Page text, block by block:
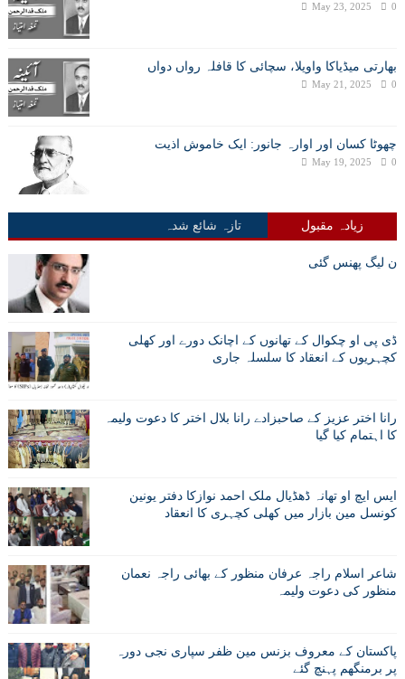
May 23, 2025 0
بھارتی میڈیاکا واویلا، سچائی کا قافلہ رواں دواں
May 21, 2025 0
چھوٹا کسان اور اوارہ جانور: ایک خاموش اذیت
May 19, 2025 0
زیادہ مقبول تازہ شائع شدہ
ن لیگ پھنس گئی
ڈی پی او چکوال کے تھانوں کے اچانک دورے اور کھلی
کچہریوں کے انعقاد کا سلسلہ جاری
رانا اختر عزیز کے صاحبزادے رانا بلال اختر کا دعوت ولیمہ
کا اہتمام کیا گیا
ایس ایچ او تھانہ ڈھڈیال ملک احمد نوازکا دفتر یونین
کونسل مین بازار میں کھلی کچہری کا انعقاد
شاعر اسلام راجہ عرفان منظور کے بھائی راجہ نعمان
منظور کی دعوت ولیمہ
پاکستان کے معروف بزنس مین ظفر سپاری نجی دورہ
پر برمنگھم پہنچ گئے